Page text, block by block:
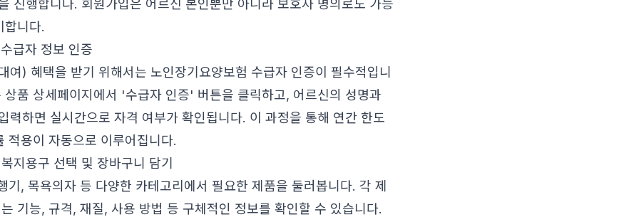
진행합니다. 회원가입은 어르신 본인뿐만 아니라 보호자 명의로도 가능
합니다.
급자 정보 인증
여) 혜택을 받기 위해서는 노인장기요양보험 수급자 인증이 필수적입니
품 상세페이지에서 '수급자 인증' 버튼을 클릭하고, 어르신의 성명과
력하면 실시간으로 자격 여부가 확인됩니다. 이 과정을 통해 연간 한도
적용이 자동으로 이루어집니다.
지용구 선택 및 장바구니 담기
기, 목욕의자 등 다양한 카테고리에서 필요한 제품을 둘러봅니다. 각 제
기능, 규격, 재질, 사용 방법 등 구체적인 정보를 확인할 수 있습니다.